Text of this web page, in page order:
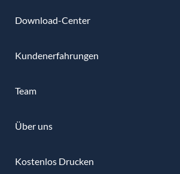
Download-Center
Kundenerfahrungen
Team
Über uns
Kostenlos Drucken